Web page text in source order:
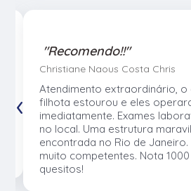
"Recomendo!!"
Christiane Naous Costa Chris
Atendimento extraordinário, o
filhota estourou e eles
imediatamente. Exames
no local. Uma estrutura
encontrada no Rio de
muito competentes. Nota
quesitos!
‹